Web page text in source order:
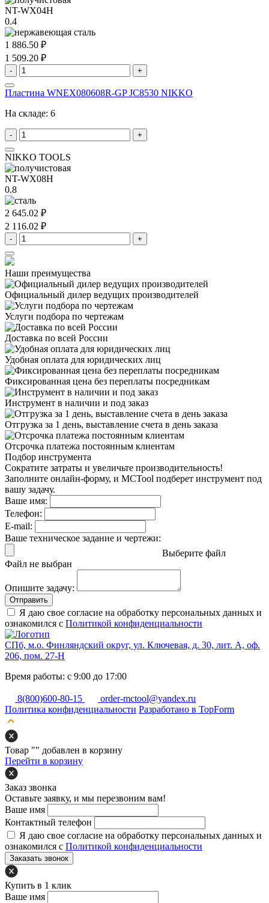
NT-WX04H
0.4
1 886.50 ₽
1 509.20 ₽
- +
Пластина WNEX080608R-GP JC8530 NIKKO
На складе: 6
- +
NIKKO TOOLS
NT-WX08H
0.8
2 645.02 ₽
2 116.02 ₽
- +
Наши преимущества
Официальный дилер ведущих производителей
Услуги подбора по чертежам
Доставка по всей России
Удобная оплата для юридических лиц
Фиксированная цена без переплаты посредникам
Инструмент в наличии и под заказ
Отгрузка за 1 день, выставление счета в день заказа
Отсрочка платежа постоянным клиентам
Подбор инструмента
Сократите затраты и увеличьте производительность!
Заполните онлайн-форму, и MCTool подберет инструмент под
вашу задачу.
Ваше имя:
Телефон:
E-mail:
Ваше техническое задание и чертежи:
Выберите файл
Файл не выбран
Опишите задачу:
Отправить
Я даю свое согласие на обработку персональных данных и
ознакомился с Политикой конфиденциальности
СПб, м.о. Финляндский округ, ул. Ключевая, д. 30, лит. А, оф.
206, пом. 27-Н
Время работы: с 9:00 до 17:00
8(800)600-80-15
order-mctool@yandex.ru
Политика конфиденциальности Разработано в TopForm
Товар "" добавлен в корзину
Перейти в корзину
Заказ звонка
Оставьте заявку, и мы перезвоним вам!
Ваше имя
Контактный телефон
Я даю свое согласие на обработку персональных данных и
ознакомился с Политикой конфиденциальности
Заказать звонок
Купить в 1 клик
Ваше имя